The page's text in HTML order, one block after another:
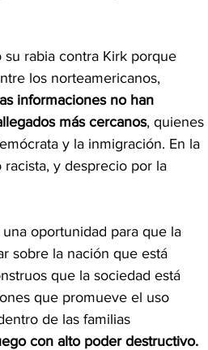
rabia contra Kirk porque
los norteamericanos,
informaciones no han
más cercanos, quienes
y la inmigración. En la
y desprecio por la
oportunidad para que la
sobre la nación que está
que la sociedad está
que promueve el uso
de las familias
con alto poder destructivo.